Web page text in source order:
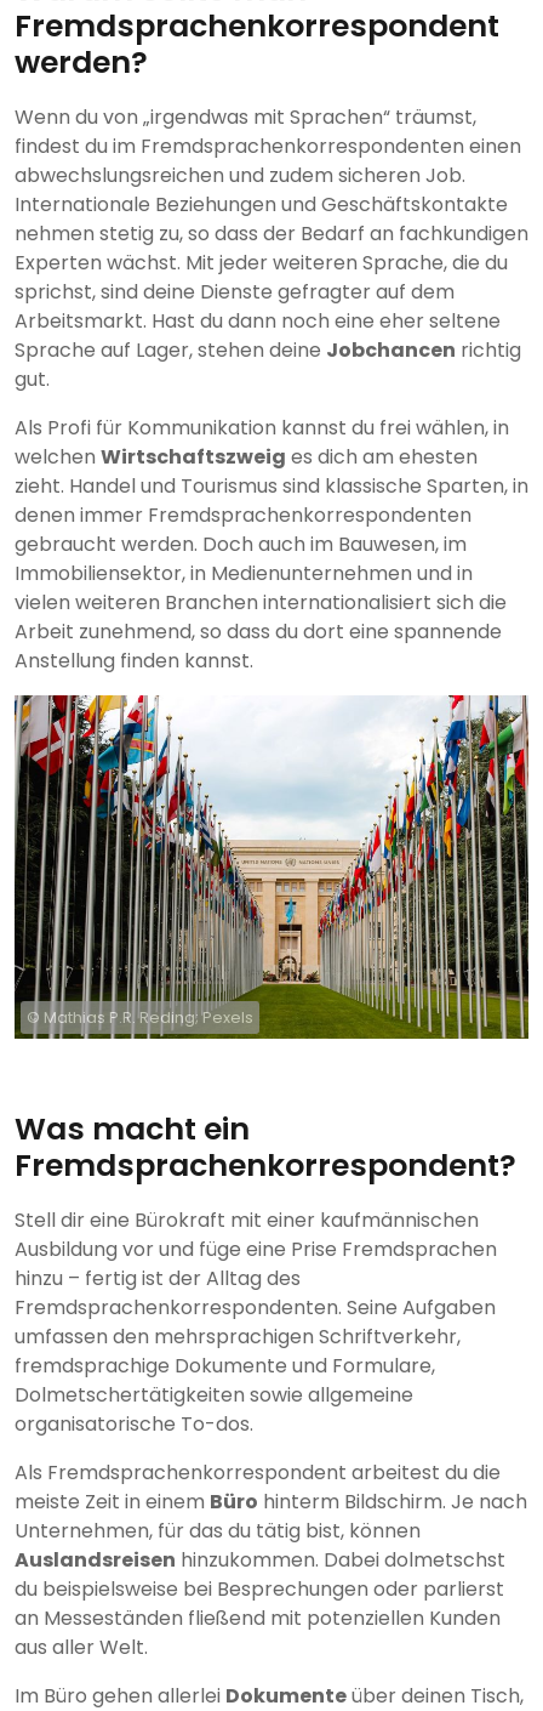
Fremdsprachenkorrespondent
werden?
Wenn du von „irgendwas mit Sprachen“ träumst,
findest du im Fremdsprachenkorrespondenten einen
abwechslungsreichen und zudem sicheren Job.
Internationale Beziehungen und Geschäftskontakte
nehmen stetig zu, so dass der Bedarf an fachkundigen
Experten wächst. Mit jeder weiteren Sprache, die du
sprichst, sind deine Dienste gefragter auf dem
Arbeitsmarkt. Hast du dann noch eine eher seltene
Sprache auf Lager, stehen deine Jobchancen richtig
gut.
Als Profi für Kommunikation kannst du frei wählen, in
welchen Wirtschaftszweig es dich am ehesten
zieht. Handel und Tourismus sind klassische Sparten, in
denen immer Fremdsprachenkorrespondenten
gebraucht werden. Doch auch im Bauwesen, im
Immobiliensektor, in Medienunternehmen und in
vielen weiteren Branchen internationalisiert sich die
Arbeit zunehmend, so dass du dort eine spannende
Anstellung finden kannst.
© Mathias P.R. Reding; Pexels
Was macht ein
Fremdsprachenkorrespondent?
Stell dir eine Bürokraft mit einer kaufmännischen
Ausbildung vor und füge eine Prise Fremdsprachen
hinzu – fertig ist der Alltag des
Fremdsprachenkorrespondenten. Seine Aufgaben
umfassen den mehrsprachigen Schriftverkehr,
fremdsprachige Dokumente und Formulare,
Dolmetschertätigkeiten sowie allgemeine
organisatorische To-dos.
Als Fremdsprachenkorrespondent arbeitest du die
meiste Zeit in einem Büro hinterm Bildschirm. Je nach
Unternehmen, für das du tätig bist, können
Auslandsreisen hinzukommen. Dabei dolmetschst
du beispielsweise bei Besprechungen oder parlierst
an Messeständen fließend mit potenziellen Kunden
aus aller Welt.
Im Büro gehen allerlei Dokumenteüber deinen Tisch,